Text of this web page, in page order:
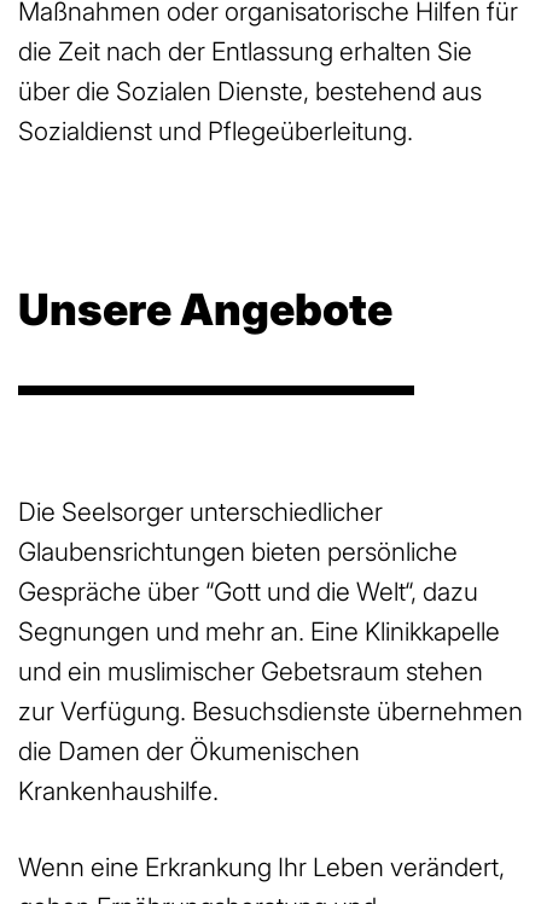
Maßnahmen oder organisatorische Hilfen für
die Zeit nach der Entlassung erhalten Sie
über die Sozialen Dienste, bestehend aus
Sozialdienst und Pflegeüberleitung.
Unsere Angebote
Die Seelsorger unterschiedlicher
Glaubensrichtungen bieten persönliche
Gespräche über “Gott und die Welt“, dazu
Segnungen und mehr an. Eine Klinikkapelle
und ein muslimischer Gebetsraum stehen
zur Verfügung. Besuchsdienste übernehmen
die Damen der Ökumenischen
Krankenhaushilfe.
Wenn eine Erkrankung Ihr Leben verändert,